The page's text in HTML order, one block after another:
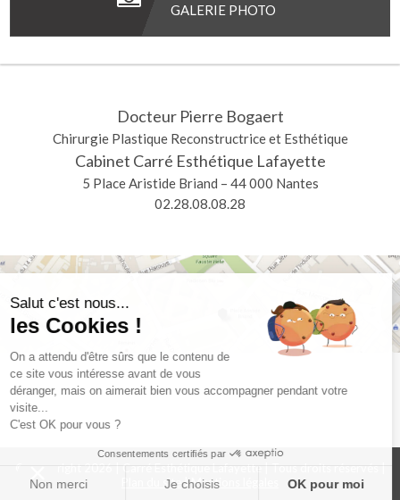
GALERIE PHOTO
Docteur Pierre Bogaert
Chirurgie Plastique Reconstructrice et Esthétique
Cabinet Carré Esthétique Lafayette
5 Place Aristide Briand – 44 000 Nantes
02.28.08.08.28
© Copyright 2026 | Carré Esthétique Lafayette | Tous droits réservés |
Plan du site |Mentions légales
Salut c'est nous...
les Cookies !
On a attendu d'être sûrs que le contenu de
ce site vous intéresse avant de vous
déranger, mais on aimerait bien vous accompagner pendant votre
visite...
C'est OK pour vous ?
Consentements certifiés par
Non merci Je choisis OK pour moi